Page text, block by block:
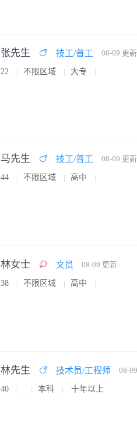
张先生 技工/普工 08-09 更新
22 不限区域 大专
马先生 技工/普工 08-09 更新
44 不限区域 高中
林女士 文员 08-09 更新
38 不限区域 高中
林先生 技术员/工程师 08-
40 本科 十年以上